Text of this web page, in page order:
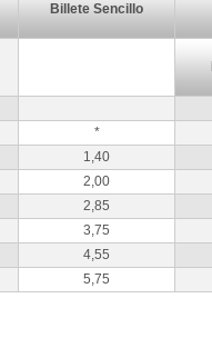
Billete Sencillo
*
1,40
2,00
2,85
3,75
4,55
5,75